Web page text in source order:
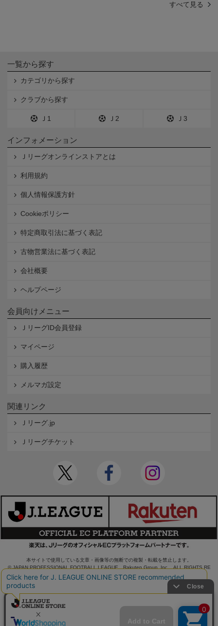
すべて見る
一覧から探す
カテゴリから探す
クラブから探す
Ｊ1 Ｊ2 Ｊ3
インフォメーション
Ｊリーグオンラインストアとは
利用規約
個人情報保護方針
Cookieポリシー
特定商取引法に基づく表記
古物営業法に基づく表記
会社概要
ヘルプページ
会員向けメニュー
ＪリーグID会員登録
マイページ
購入履歴
メルマガ設定
関連リンク
Ｊリーグ.jp
Ｊリーグチケット
本サイトで使用している文章・画像等の無断での複製・転載を禁止します。
© JAPAN PROFESSIONAL FOOTBALL LEAGUE Rakuten Group, Inc. ALL RIGHTS RE
SERVED.